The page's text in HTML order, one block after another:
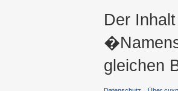
Der
gleichen